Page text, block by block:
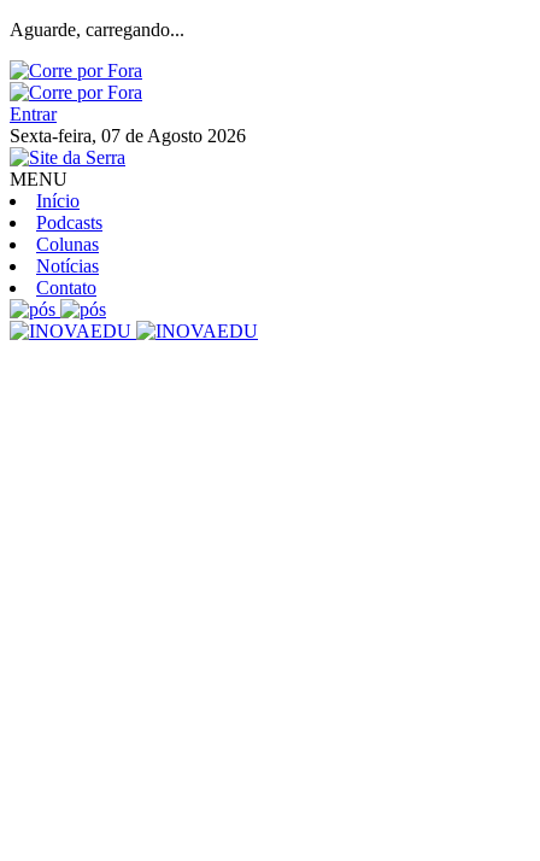
Aguarde, carregando...
Entrar
Sexta-feira, 07 de Agosto 2026
MENU
Início
Podcasts
Colunas
Notícias
Contato